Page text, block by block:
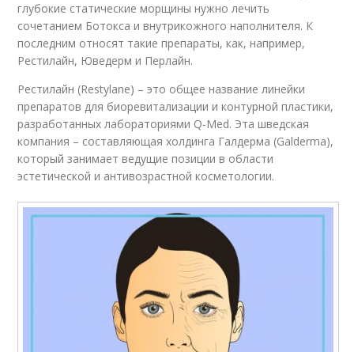
глубокие статические морщины нужно лечить
сочетанием Ботокса и внутрикожного наполнителя. К
последним относят такие препараты, как, например,
Рестилайн, Юведерм и Перлайн.
Рестилайн (Restylane) – это общее название линейки
препаратов для биоревитализации и контурной пластики,
разработанных лабораториями Q-Med. Эта шведская
компания – составляющая холдинга Галдерма (Galderma),
который занимает ведущие позиции в области
эстетической и антивозрастной косметологии.